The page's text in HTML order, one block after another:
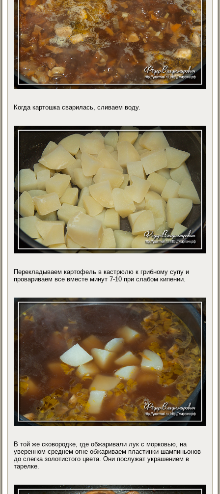
Когда картошка сварилась, сливаем воду.
Перекладываем картофель в кастрюлю к грибному супу и
провариваем все вместе минут 7-10 при слабом кипении.
В той же сковородке, где обжаривали лук с морковью, на
уверенном среднем огне обжариваем пластинки шампиньонов
до слегка золотистого цвета. Они послужат украшением в
тарелке.